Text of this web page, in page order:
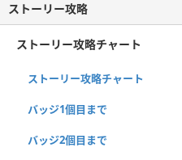
ストーリー攻略
ストーリー攻略チャート
ストーリー攻略チャート
バッジ1個目まで
バッジ2個目まで